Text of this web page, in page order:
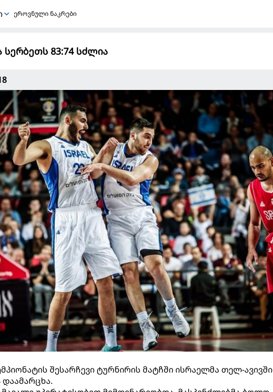
ეროვნული ნაკრები
სერბეთს 83:74 სძლია
შესარჩევი ტურნირის მატჩში ისრაელმა თელ-ავივში
დაამარცხა.